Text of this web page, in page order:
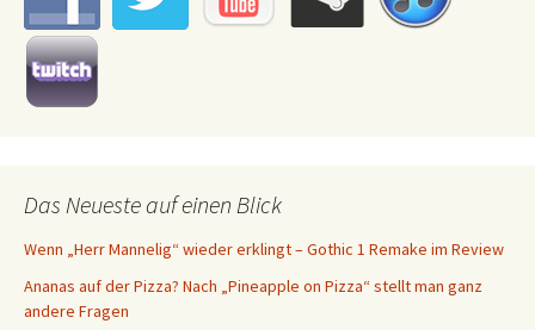
Das Neueste auf einen Blick
Wenn „Herr Mannelig“ wieder erklingt – Gothic 1 Remake im Review
Ananas auf der Pizza? Nach „Pineapple on Pizza“ stellt man ganz
andere Fragen